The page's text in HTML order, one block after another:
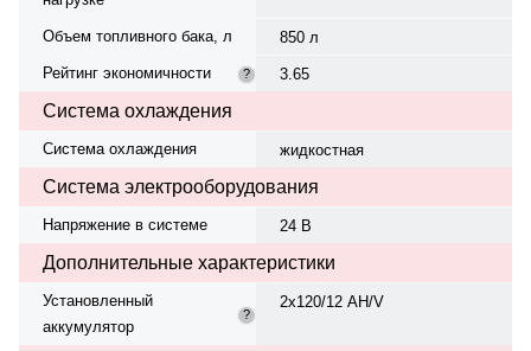
Объем топливного бака, л
850 л
Рейтинг экономичности
? 3.65
Система охлаждения
Система охлаждения жидкостная
Система электрооборудования
Напряжение в системе 24 В
Дополнительные характеристики
Установленный
аккумулятор
?
2х120/12 AH/V